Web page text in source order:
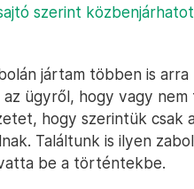
szerint
jártam többen is
ügyről, hogy vagy
hogy szerintük csak
Találtunk is ilyen
be a történtekbe.